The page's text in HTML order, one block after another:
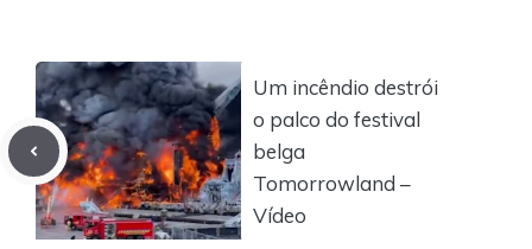
Um incêndio destrói
o palco do festival
belga
Tomorrowland –
Vídeo